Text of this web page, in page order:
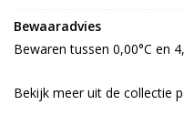
Bewaaradvies
Bewaren tussen 0,00°C en
Bekijk meer uit de collectie